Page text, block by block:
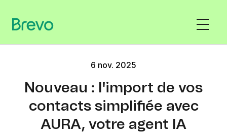
6 nov. 2025
Nouveau : I'import de vos
contacts simplifiée avec
AURA, votre agent IA